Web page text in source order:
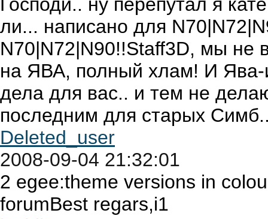
ли... написано для
N70|N72|N90!!Staff3D, мы не
на ЯВА, полный хлам! И Ява-
дела для вас.. и тем не
последним для старых
Deleted_user
2008-09-04 21:32:01
2 egee:theme versions in
forumBest regars,i1